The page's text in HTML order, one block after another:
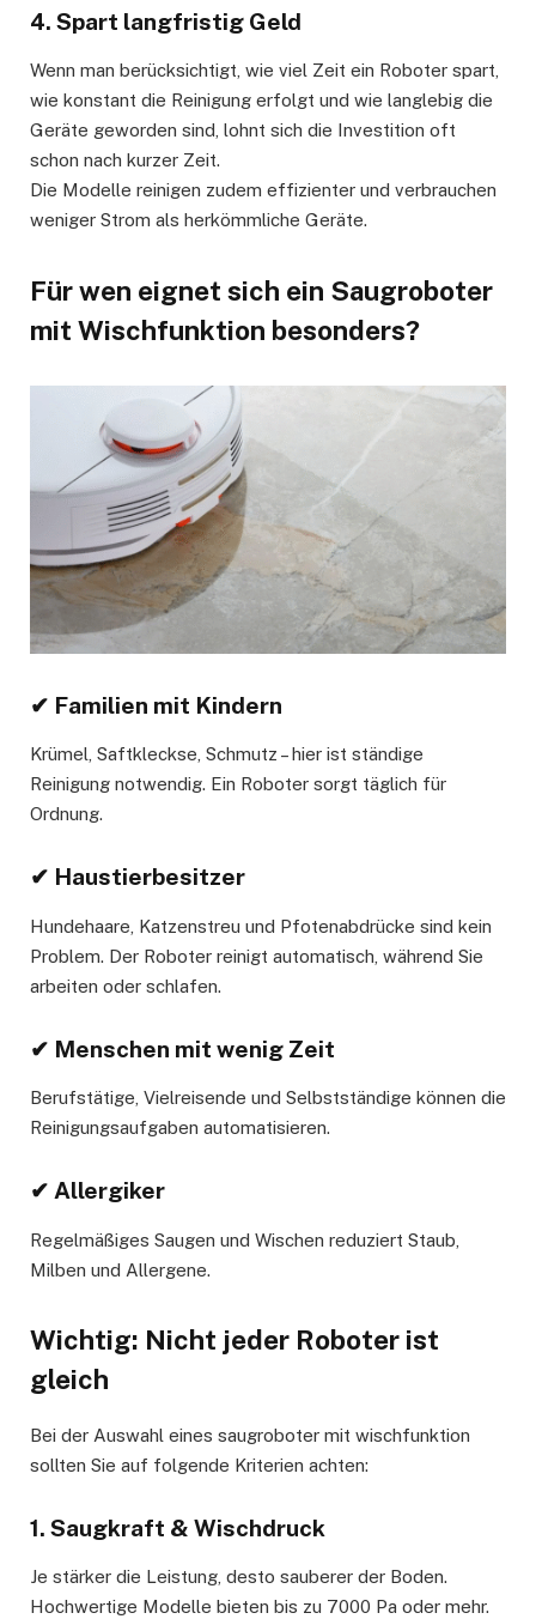
4. Spart langfristig Geld
Wenn man berücksichtigt, wie viel Zeit ein Roboter spart,
wie konstant die Reinigung erfolgt und wie langlebig die
Geräte geworden sind, lohnt sich die Investition oft
schon nach kurzer Zeit.
Die Modelle reinigen zudem effizienter und verbrauchen
weniger Strom als herkömmliche Geräte.
Für wen eignet sich ein Saugroboter
mit Wischfunktion besonders?
✔ Familien mit Kindern
Krümel, Saftkleckse, Schmutz – hier ist ständige
Reinigung notwendig. Ein Roboter sorgt täglich für
Ordnung.
✔ Haustierbesitzer
Hundehaare, Katzenstreu und Pfotenabdrücke sind kein
Problem. Der Roboter reinigt automatisch, während Sie
arbeiten oder schlafen.
✔ Menschen mit wenig Zeit
Berufstätige, Vielreisende und Selbstständige können die
Reinigungsaufgaben automatisieren.
✔ Allergiker
Regelmäßiges Saugen und Wischen reduziert Staub,
Milben und Allergene.
Wichtig: Nicht jeder Roboter ist
gleich
Bei der Auswahl eines saugroboter mit wischfunktion
sollten Sie auf folgende Kriterien achten:
1. Saugkraft & Wischdruck
Je stärker die Leistung, desto sauberer der Boden.
Hochwertige Modelle bieten bis zu 7000 Pa oder mehr.